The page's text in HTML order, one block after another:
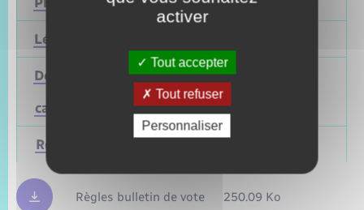
Législatives
Départementales
cantonales)
Mars 2028
Régionales
Règles bulletin de vote 250.09 Ko
activer
Tout accepter
Tout refuser
Personnaliser